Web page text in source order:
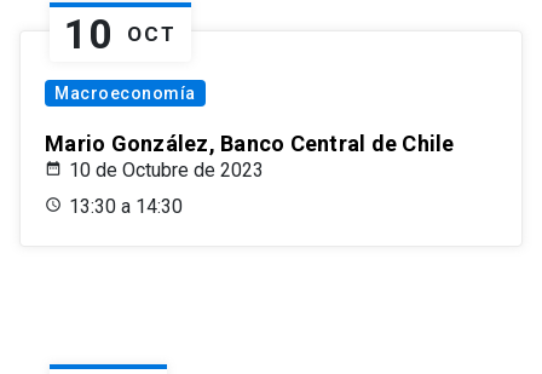
10 OCT
Macroeconomía
Mario González, Banco Central de Chile
10 de Octubre de 2023
13:30 a 14:30